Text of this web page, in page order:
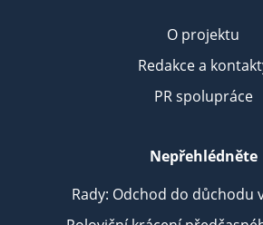
O projektu
Redakce a
PR spolupráce
Nepřehlédněte
Rady: Odchod do důchodu